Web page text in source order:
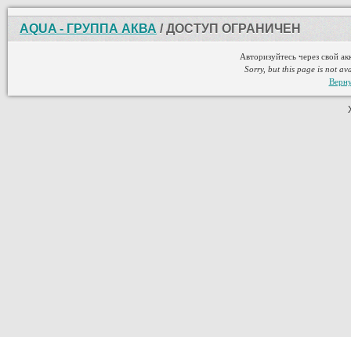
AQUA - ГРУППА АКВА / ДОСТУП ОГРАНИЧЕН
Авторизуйтесь через свой
Sorry, but this page is not